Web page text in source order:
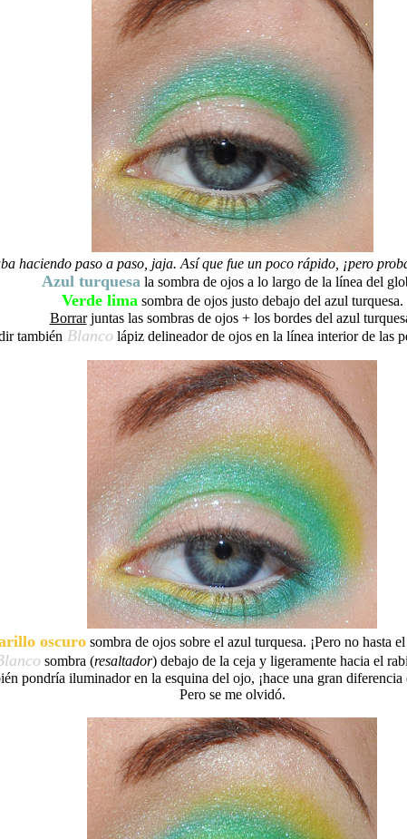
haciendo paso a paso, jaja. Así que fue un poco rápido, ¡pero
Azul turquesa la sombra de ojos a lo largo de la línea del
Verde lima sombra de ojos justo debajo del azul turquesa.
Borrarjuntas las sombras de ojos + los bordes del azul
también Blanco lápiz delineador de ojos en la línea interior de las
oscurosombra de ojos sobre el azul turquesa. ¡Pero no hasta
sombra (resaltador) debajo de la ceja y ligeramente hacia el
pondría iluminador en la esquina del ojo, ¡hace una gran
Pero se me olvidó.